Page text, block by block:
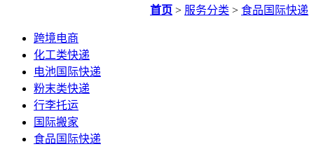
首页 > 服务分类 > 食品国际快递
跨境电商
化工类快递
电池国际快递
粉末类快递
行李托运
国际搬家
食品国际快递